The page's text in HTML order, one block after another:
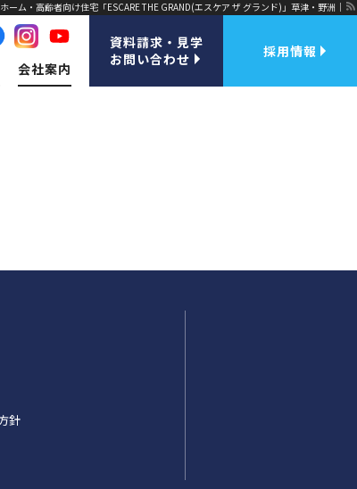
ーム・高齢者向け住宅「ESCARE THE GRAND(エスケア ザ グランド)」草津・野洲｜
会社案内
資料請求・見学
お問い合わせ
採用情報
針